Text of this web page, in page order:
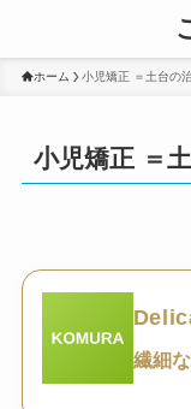
ホーム 小児矯正 ＝土台の
小児矯正 ＝
繊細